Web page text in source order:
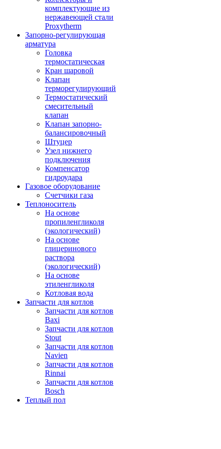
комплектующие из
нержавеющей стали
Proxytherm
Запорно-регулирующая
арматура
Головка
термостатическая
Кран шаровой
Клапан
терморегулирующий
Термостатический
смесительный
клапан
Клапан запорно-
балансировочный
Штуцер
Узел нижнего
подключения
Компенсатор
гидроудара
Газовое оборудование
Счетчики газа
Теплоноситель
На основе
пропиленгликоля
(экологический)
На основе
глицеринового
раствора
(экологический)
На основе
этиленгликоля
Котловая вода
Запчасти для котлов
Запчасти для котлов
Baxi
Запчасти для котлов
Stout
Запчасти для котлов
Navien
Запчасти для котлов
Rinnai
Запчасти для котлов
Bosch
Теплый пол